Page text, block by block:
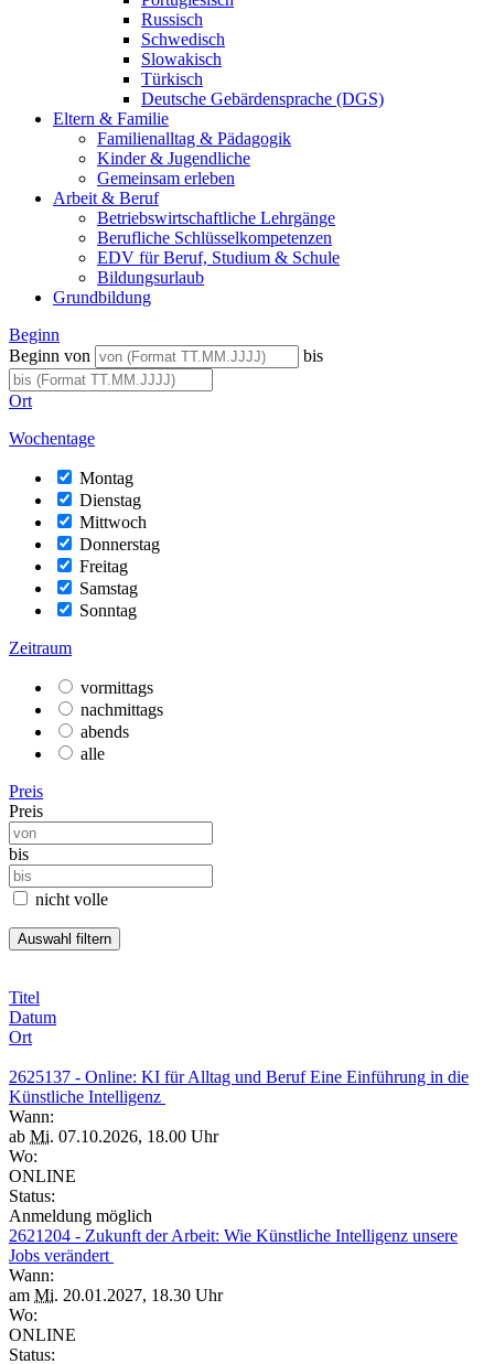
Russisch
Schwedisch
Slowakisch
Türkisch
Deutsche Gebärdensprache (DGS)
Eltern & Familie
Familienalltag & Pädagogik
Kinder & Jugendliche
Gemeinsam erleben
Arbeit & Beruf
Betriebswirtschaftliche Lehrgänge
Berufliche Schlüsselkompetenzen
EDV für Beruf, Studium & Schule
Bildungsurlaub
Grundbildung
Beginn
Beginn von
bis
Ort
Wochentage
Montag
Dienstag
Mittwoch
Donnerstag
Freitag
Samstag
Sonntag
Zeitraum
vormittags
nachmittags
abends
alle
Preis
Preis
bis
nicht volle
Titel
Datum
Ort
2625137 - Online: KI für Alltag und Beruf Eine Einführung in die
Künstliche Intelligenz
Wann:
ab Mi. 07.10.2026, 18.00 Uhr
Wo:
ONLINE
Status:
Anmeldung möglich
2621204 - Zukunft der Arbeit: Wie Künstliche Intelligenz unsere
Jobs verändert
Wann:
am Mi. 20.01.2027, 18.30 Uhr
Wo:
ONLINE
Status: